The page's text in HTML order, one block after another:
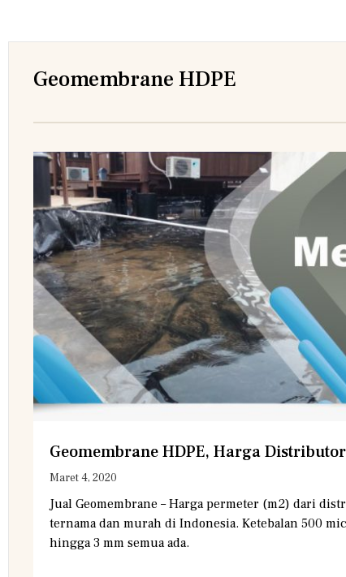
Geomembrane HDPE
Geomembrane HDPE, Harga
Maret 4, 2020
Jual Geomembrane – Harga permeter (m2) dari
ternama dan murah di Indonesia. Ketebalan 500
hingga 3 mm semua ada.